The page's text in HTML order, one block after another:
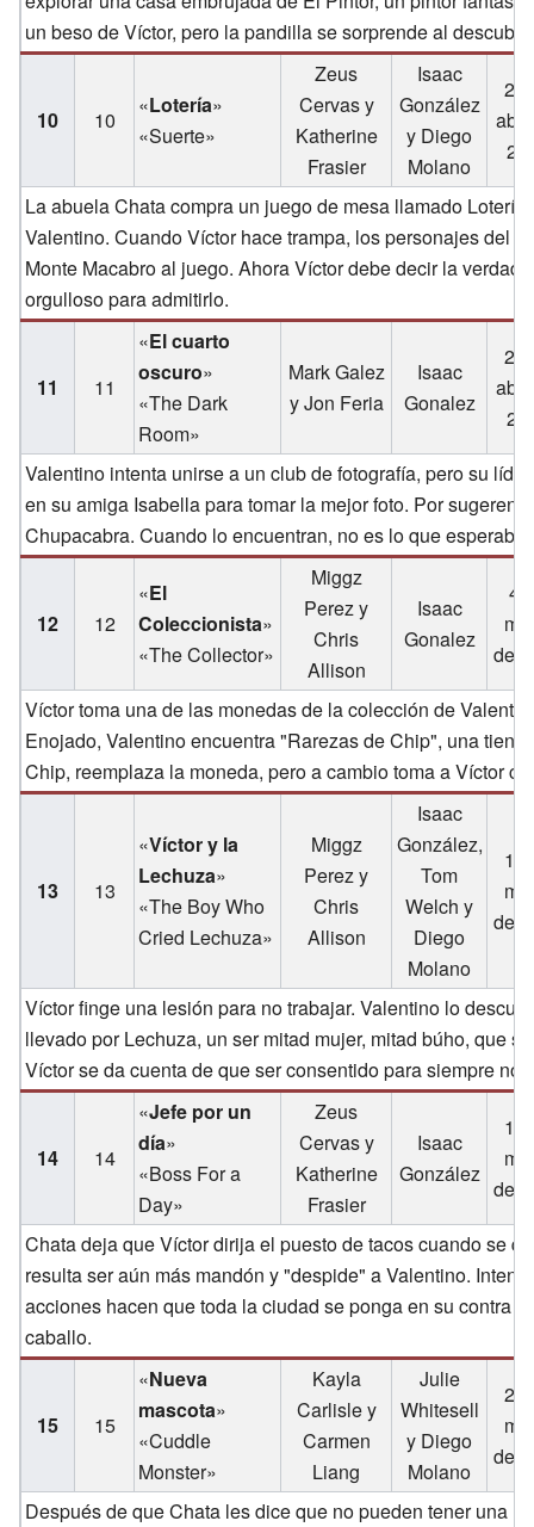
un beso de Víctor, pero la pandilla se sorprende al
10 10
«Lotería»
«Suerte»
Zeus
Cervas y
Katherine
Frasier
Isaac
González
y Diego
Molano
20
La abuela Chata compra un juego de mesa llamado
Valentino. Cuando Víctor hace trampa, los personajes del
Monte Macabro al juego. Ahora Víctor debe decir la verdad
orgulloso para admitirlo.
11 11
«El cuarto
oscuro»
«The Dark
Room»
Mark Galez
y Jon Feria
Isaac
Gonalez
27
Valentino intenta unirse a un club de fotografía, pero su
en su amiga Isabella para tomar la mejor foto. Por
Chupacabra. Cuando lo encuentran, no es lo que
12 12
«El
Coleccionista»
«The Collector»
Miggz
Perez y
Chris
Allison
Isaac
Gonalez
4
de
Víctor toma una de las monedas de la colección de
Enojado, Valentino encuentra "Rarezas de Chip", una
Chip, reemplaza la moneda, pero a cambio toma a Víctor
13 13
«Víctor y la
Lechuza»
«The Boy Who
Cried Lechuza»
Miggz
Perez y
Chris
Allison
Isaac
González,
Tom
Welch y
Diego
Molano
11
de
Víctor finge una lesión para no trabajar. Valentino lo
llevado por Lechuza, un ser mitad mujer, mitad búho, que
Víctor se da cuenta de que ser consentido para siempre no
14 14
«Jefe por un
día»
«Boss For a
Day»
Zeus
Cervas y
Katherine
Frasier
Isaac
González
18
de
Chata deja que Víctor dirija el puesto de tacos cuando se
resulta ser aún más mandón y "despide" a Valentino.
acciones hacen que toda la ciudad se ponga en su contra
caballo.
15 15
«Nueva
mascota»
«Cuddle
Monster»
Kayla
Carlisle y
Carmen
Liang
Julie
Whitesell
y Diego
Molano
25
de
Después de que Chata les dice que no pueden tener una